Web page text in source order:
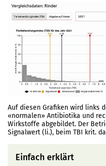
Auf diesen Grafiken wird links
«normalen» Antibiotika und
Wirkstoffe abgebildet. Der
Signalwert (li.), beim TBI krit.
Einfach erklärt